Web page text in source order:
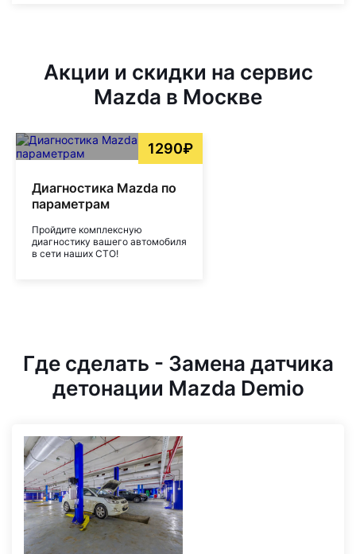
Акции и скидки на сервис
Mazda в Москве
1290₽
Диагностика Mazda по
параметрам
Пройдите комплексную
диагностику вашего автомобиля
в сети наших СТО!
Где сделать - Замена датчика
детонации Mazda Demio